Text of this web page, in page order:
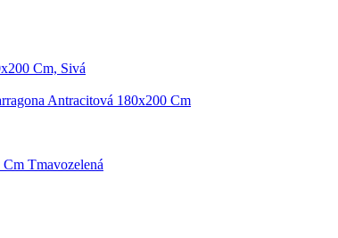
Cm, Sivá
Antracitová 180x200 Cm
Tmavozelená